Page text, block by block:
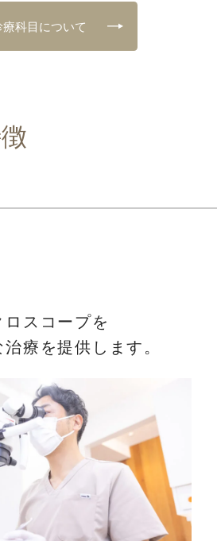
療科目について
スコープを
療を提供します。